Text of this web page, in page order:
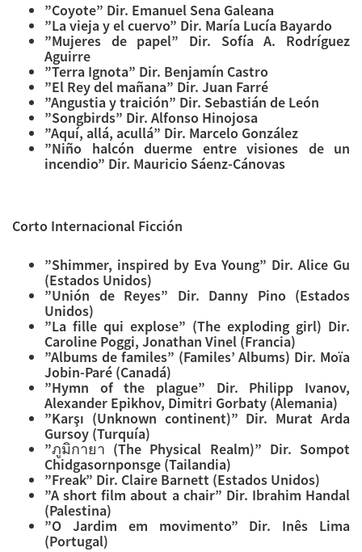
”Coyote” Dir. Emanuel Sena Galeana
”La vieja y el cuervo” Dir. María Lucía Bayardo
”Mujeres de papel” Dir. Sofía A. Rodríguez
Aguirre
”Terra Ignota” Dir. Benjamín Castro
”El Rey del mañana” Dir. Juan Farré
”Angustia y traición” Dir. Sebastián de León
”Songbirds” Dir. Alfonso Hinojosa
”Aquí, allá, acullá” Dir. Marcelo González
”Niño halcón duerme entre visiones de un
incendio” Dir. Mauricio Sáenz-Cánovas
Corto Internacional Ficción
”Shimmer, inspired by Eva Young” Dir. Alice Gu
(Estados Unidos)
”Unión de Reyes” Dir. Danny Pino (Estados
Unidos)
”La fille qui explose” (The exploding girl) Dir.
Caroline Poggi, Jonathan Vinel (Francia)
”Albums de familes” (Familes’ Albums) Dir. Moïa
Jobin-Paré (Canadá)
”Hymn of the plague” Dir. Philipp Ivanov,
Alexander Epikhov, Dimitri Gorbaty (Alemania)
”Karşı (Unknown continent)” Dir. Murat Arda
Gursoy (Turquía)
”ภูมิกายา (The Physical Realm)” Dir. Sompot
Chidgasornponsge (Tailandia)
”Freak” Dir. Claire Barnett (Estados Unidos)
”A short film about a chair” Dir. Ibrahim Handal
(Palestina)
”O Jardim em movimento” Dir. Inês Lima
(Portugal)